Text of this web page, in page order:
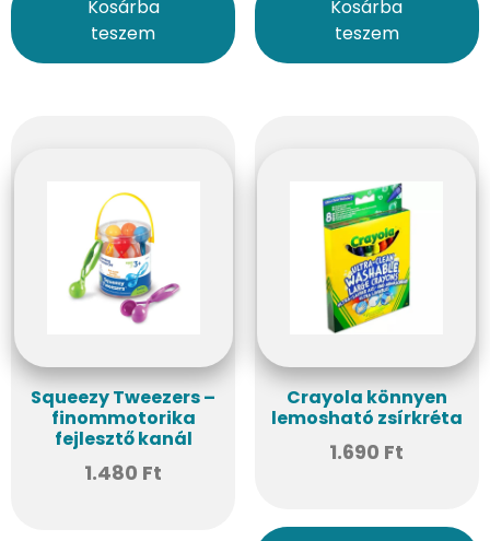
Kosárba
teszem
Kosárba
teszem
Squeezy Tweezers –
finommotorika
fejlesztő kanál
1.480 Ft
Crayola könnyen
lemosható zsírkréta
1.690 Ft